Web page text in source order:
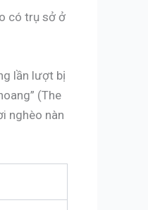
có trụ sở ở
lần lượt bị
(The
nghèo nàn